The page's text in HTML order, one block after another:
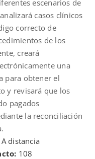
escenarios de
casos clínicos
correcto de
de los
creará
una
para obtener el
y revisará que los
pagados
la reconciliación
A distancia
108